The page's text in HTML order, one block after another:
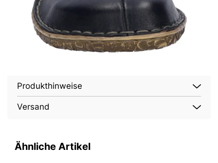
Produkthinweise
Versand
Ähnliche Artikel